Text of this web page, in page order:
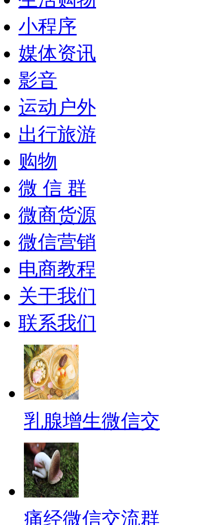
小程序
媒体资讯
影音
运动户外
出行旅游
购物
微 信 群
微商货源
微信营销
电商教程
关于我们
联系我们
乳腺增生微信交
痛经微信交流群